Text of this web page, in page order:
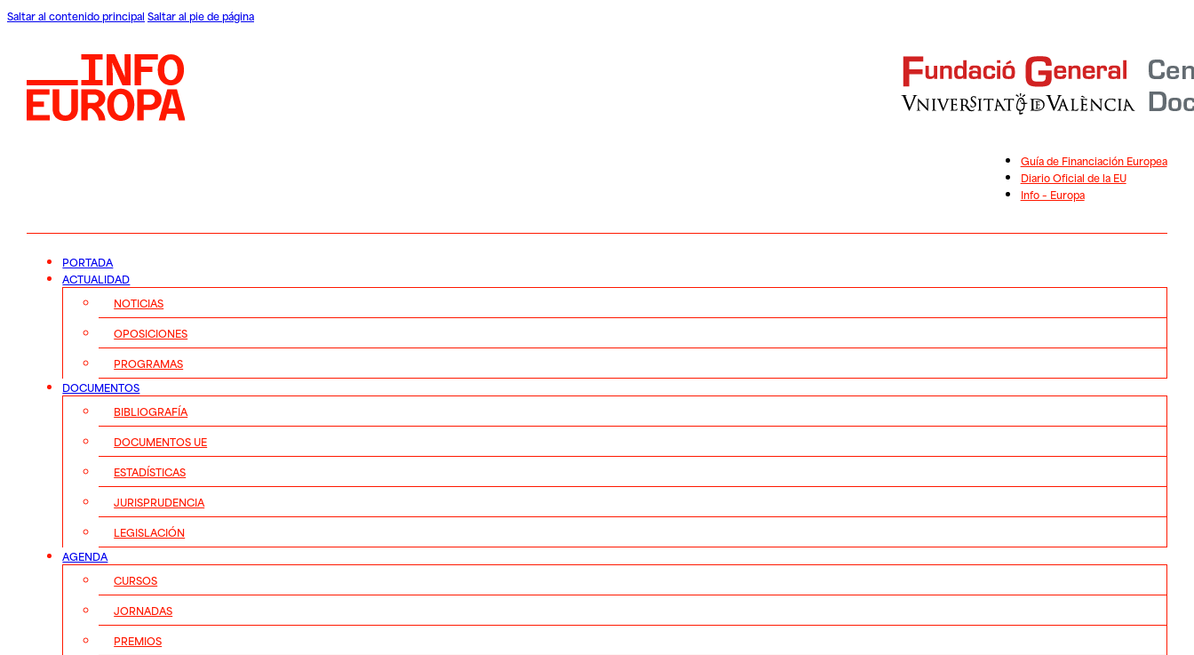
Saltar al contenido principal Saltar al pie de página
Guía de Financiación Europea
Diario Oficial de la EU
Info – Europa
PORTADA
ACTUALIDAD
NOTICIAS
OPOSICIONES
PROGRAMAS
DOCUMENTOS
BIBLIOGRAFÍA
DOCUMENTOS UE
ESTADÍSTICAS
JURISPRUDENCIA
LEGISLACIÓN
AGENDA
CURSOS
JORNADAS
PREMIOS